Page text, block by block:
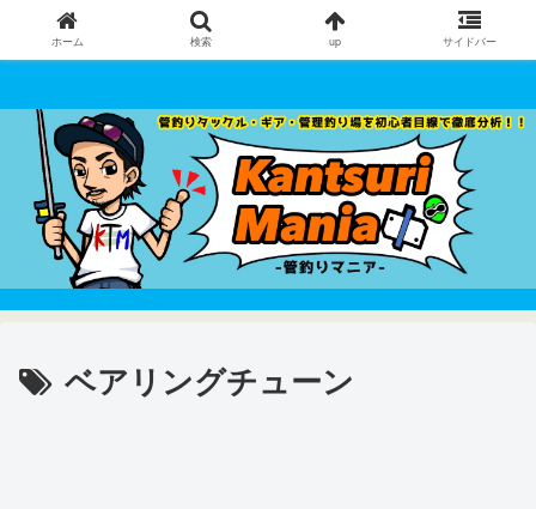
ベアリングチューン
ホーム 検索 up サイドバー